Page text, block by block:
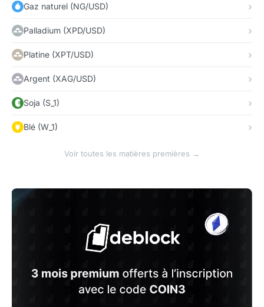
Gaz naturel (NG/USD)
Palladium (XPD/USD)
Platine (XPT/USD)
Argent (XAG/USD)
Soja (S_1)
Blé (W_1)
Voir toutes les matières premières →